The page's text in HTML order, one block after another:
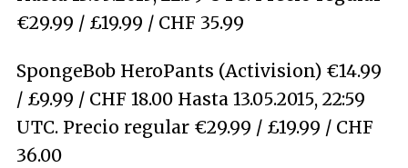
€29.99 / £19.99 / CHF 35.99
SpongeBob HeroPants (Activision) €14.99
/ £9.99 / CHF 18.00 Hasta 13.05.2015, 22:59
UTC. Precio regular €29.99 / £19.99 / CHF
36.00